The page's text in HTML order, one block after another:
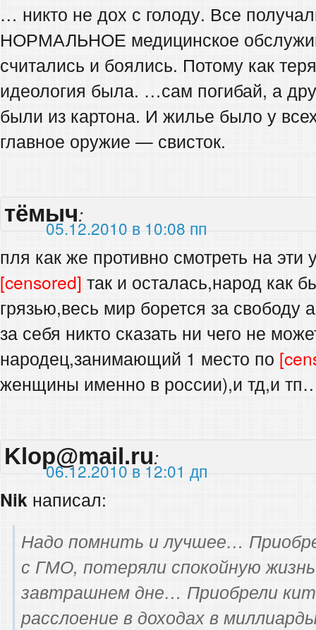
… никто не дох с голоду. Все
НОРМАЛЬНОЕ медицинское
считались и боялись. Потому как
идеология была. …сам погибай, а
были из картона. И жилье было у
главное оружие — свисток.
тёмыч:
05.12.2010 в 10:08 пп
пля как же противно смотреть на
[censored] так и осталась,народ как
грязью,весь мир борется за свободу
за себя никто сказать ни чего не
народец,занимающий 1 место по
женщины именно в россии),и тд,и
Klop@mail.ru:
06.12.2010 в 12:01 дп
Nik написал:
Надо помнить и лучшее…
с ГМО, потеряли спокойную
завтрашнем дне… Приобрели
расслоение в доходах в